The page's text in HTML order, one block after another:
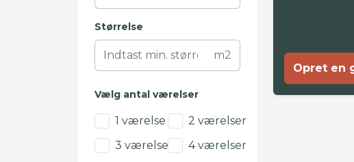
Størrelse
m2
Vælg antal værelser
1 værelse
2 værelser
3 værelser
4 værelser
Opret en